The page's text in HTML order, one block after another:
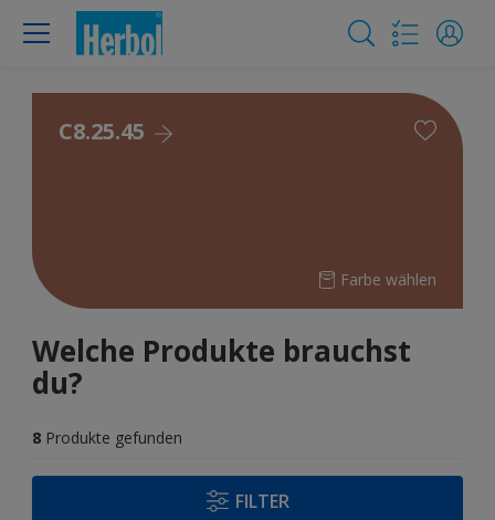
C8.25.45
Farbe wählen
Welche Produkte brauchst
du?
8 Produkte gefunden
FILTER